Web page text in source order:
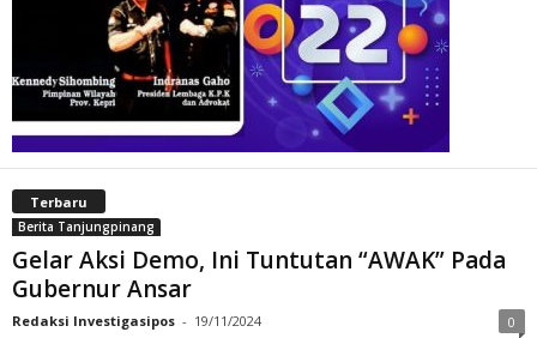
Terbaru
Berita Tanjungpinang
Gelar Aksi Demo, Ini Tuntutan “AWAK” Pada
Gubernur Ansar
Redaksi Investigasipos - 19/11/2024 0